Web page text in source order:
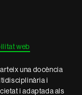
web
una docència
i
i adaptada als